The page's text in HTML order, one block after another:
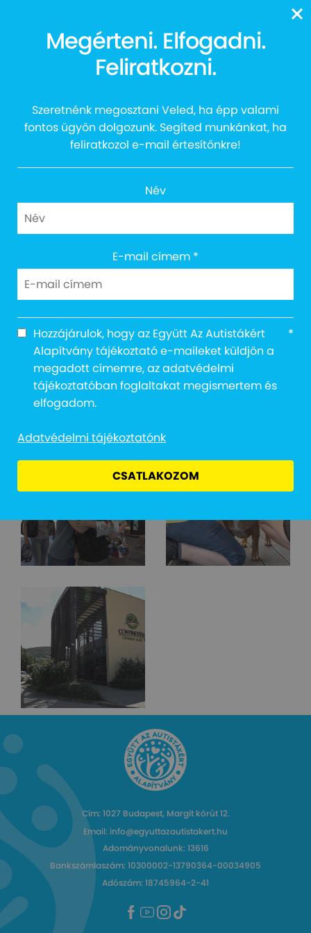
Csudibogár Július
Cím: 1027 Budapest, Margit körút 12.
Email: info@egyuttazautistakert.hu
Adományvonalunk: 13616
Bankszámlaszám: 10300002-13790364-00034905
Adószám: 18745964-2-41
Megérteni. Elfogadni.
Feliratkozni.
Szeretnénk megosztani Veled, ha épp valami
fontos ügyön dolgozunk. Segíted munkánkat, ha
feliratkozol e-mail értesítőnkre!
Név
E-mail címem *
Hozzájárulok, hogy az Együtt Az Autistákért
Alapítvány tájékoztató e-maileket küldjön a
megadott címemre, az adatvédelmi
tájékoztatóban foglaltakat megismertem és
elfogadom.
*
Adatvédelmi tájékoztatónk
CSATLAKOZOM